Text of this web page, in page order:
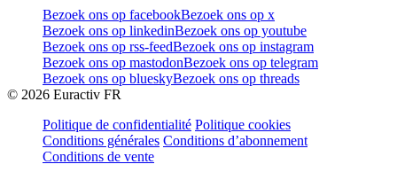
Bezoek ons op facebookBezoek ons op x
Bezoek ons op linkedinBezoek ons op youtube
Bezoek ons op rss-feedBezoek ons op instagram
Bezoek ons op mastodonBezoek ons op telegram
Bezoek ons op blueskyBezoek ons op threads
© 2026 Euractiv FR
Politique de confidentialité Politique cookies
Conditions générales Conditions d’abonnement
Conditions de vente